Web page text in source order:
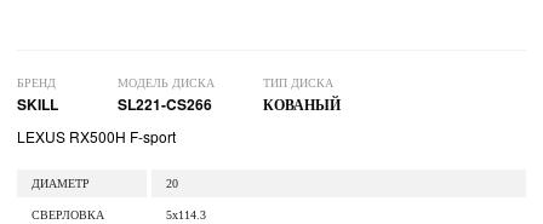
БРЕНД
SKILL
МОДЕЛЬ ДИСКА
SL221-CS266
ТИП ДИСКА
КОВАНЫЙ
LEXUS RX500H F-sport
ДИАМЕТР 20
СВЕРЛОВКА 5x114.3